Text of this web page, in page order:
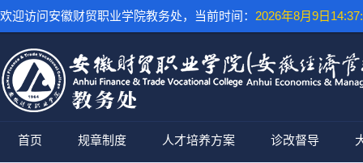
欢迎访问安徽财贸职业学院教务处，当前时间： 2026年8月9日
首页 规章制度 人才培养方案 诊改督导